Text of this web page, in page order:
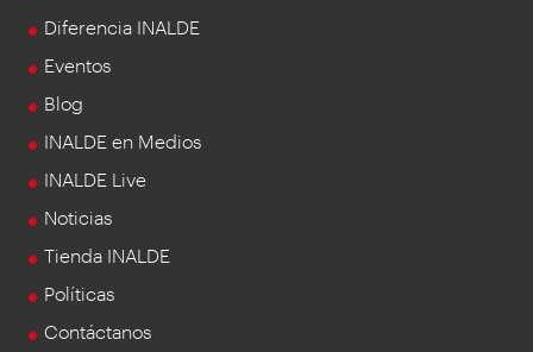
Diferencia INALDE
Eventos
Blog
INALDE en Medios
INALDE Live
Noticias
Tienda INALDE
Políticas
Contáctanos